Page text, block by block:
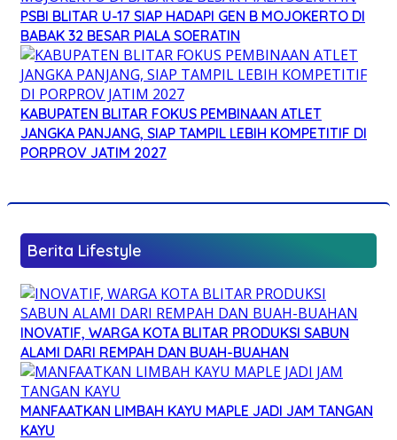
PSBI BLITAR U-17 SIAP HADAPI GEN B MOJOKERTO DI
BABAK 32 BESAR PIALA SOERATIN
KABUPATEN BLITAR FOKUS PEMBINAAN ATLET
JANGKA PANJANG, SIAP TAMPIL LEBIH KOMPETITIF DI
PORPROV JATIM 2027
Berita Lifestyle
INOVATIF, WARGA KOTA BLITAR PRODUKSI SABUN
ALAMI DARI REMPAH DAN BUAH-BUAHAN
MANFAATKAN LIMBAH KAYU MAPLE JADI JAM TANGAN
KAYU